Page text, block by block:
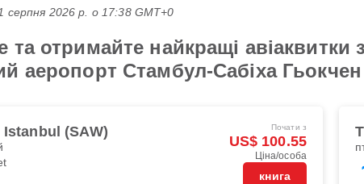
1 серпня 2026 р. о 17:38 GMT+0
отримайте найкращі авіаквитки
аеропорт Стамбул-Сабіха Гьокчен
Istanbul (SAW) Почати з
US$ 100.55
Ціна/особа
книга